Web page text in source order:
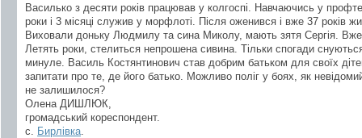
Василько з десяти років працював у колгоспі. Навчаючись у
роки і 3 місяці служив у морфлоті. Після оженився і вже 37 років
Виховали доньку Людмилу та сина Миколу, мають зятя Сергія. Вже
Летять роки, стелиться непрошена сивина. Тільки спогади
минуле. Василь Костянтинович став добрим батьком для своїх
запитати про те, де його батько. Можливо поліг у боях, як
не залишилося?
Олена ДИШЛЮК,
громадський кореспондент.
с. Бирлівка